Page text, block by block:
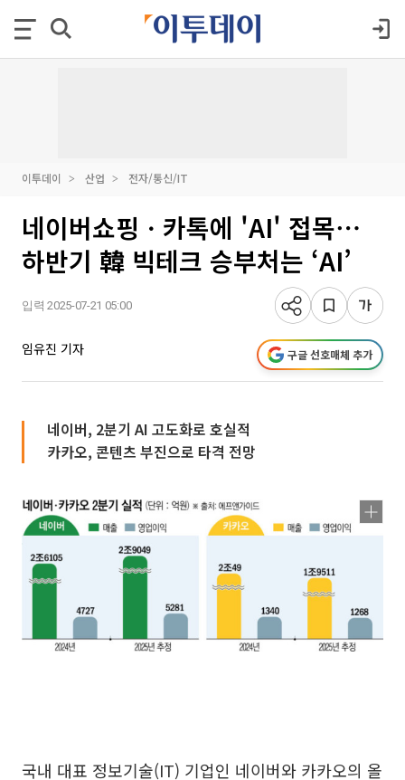
이투데이 산업 전자/통신/IT
네이버쇼핑ㆍ카톡에 'AI' 접목⋯
하반기 韓 빅테크 승부처는 ‘AI’
입력 2025-07-21 05:00
임유진 기자 구글 선호매체 추가
네이버, 2분기 AI 고도화로 호실적
카카오, 콘텐츠 부진으로 타격 전망
국내 대표 정보기술(IT) 기업인 네이버와 카카오의 올